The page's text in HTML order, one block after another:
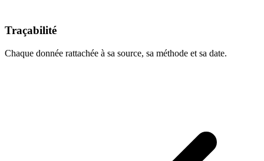
Traçabilité
Chaque donnée rattachée à sa source, sa méthode et sa date.